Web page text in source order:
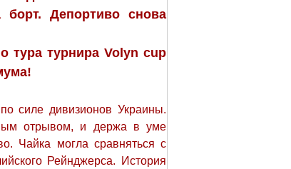
Депортиво снова
тура турнира Volyn cup
силе дивизионов Украины.
отрывом, и держа в уме
Чайка могла сравняться с
Рейнджерса. История